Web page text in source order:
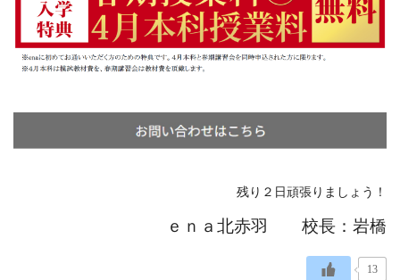
残り２日頑張りましょう！
ｅｎａ北赤羽 校長：岩橋
13